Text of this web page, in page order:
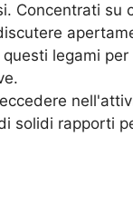
Concentrati su
legami
solidi rapporti